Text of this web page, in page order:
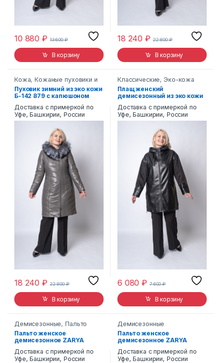
10 880₽ 13 600₽
В корзину
18 240₽ 22 800₽
В корзину
Кожа,Кожаные пуховики и
пальто,Эко-кожа
Пуховик зимний из эко кожи
Б-142 879 с капюшоном
Доставка с примеркой по
Уфе, Башкирии, России
18 240₽ 22 800₽
В корзину
Классические,Эко-кожа
Плащ женский
демисезонный из эко кожи
Б-128 2257 с капюшоном
Доставка с примеркой по
Уфе, Башкирии, России
6 080₽ 7 600₽
В корзину
Демисезонные,Пальто
Пальто женское
демисезонное ZARYA
Доставка с примеркой по
Уфе, Башкирии, России
Демисезонные
Пальто женское
демисезонное ZARYA
Доставка с примеркой по
Уфе, Башкирии, России